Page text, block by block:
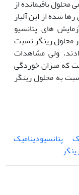
باقیمانده از
شده از این آلیاژ
های پتانسیو
محلول رینگر نسبت
نشان دادند، ولی مشاهدات
که میزان خوردگی
طعام 0.9% وزنی نسبت به محلول رینگر
پتانسیودینامیک